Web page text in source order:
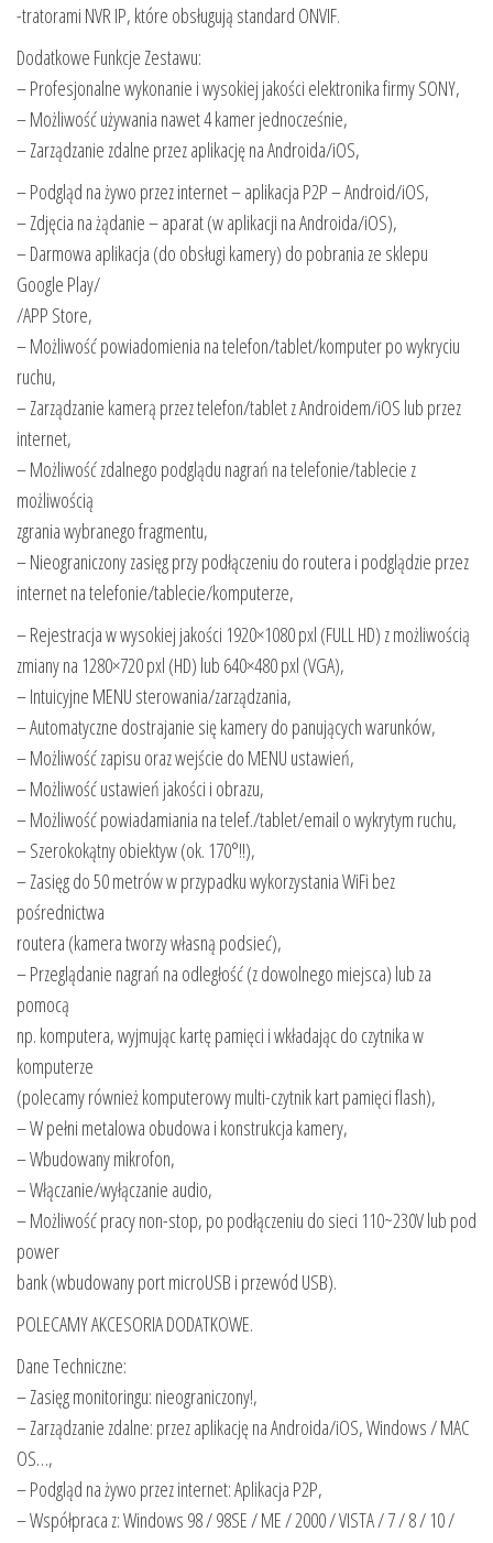
-tratorami NVR IP, które obsługują standard ONVIF.
Dodatkowe Funkcje Zestawu:
– Profesjonalne wykonanie i wysokiej jakości elektronika firmy SONY,
– Możliwość używania nawet 4 kamer jednocześnie,
– Zarządzanie zdalne przez aplikację na Androida/iOS,
– Podgląd na żywo przez internet – aplikacja P2P – Android/iOS,
– Zdjęcia na żądanie – aparat (w aplikacji na Androida/iOS),
– Darmowa aplikacja (do obsługi kamery) do pobrania ze sklepu
Google Play/
/APP Store,
– Możliwość powiadomienia na telefon/tablet/komputer po wykryciu
ruchu,
– Zarządzanie kamerą przez telefon/tablet z Androidem/iOS lub przez
internet,
– Możliwość zdalnego podglądu nagrań na telefonie/tablecie z
możliwością
zgrania wybranego fragmentu,
– Nieograniczony zasięg przy podłączeniu do routera i podglądzie przez
internet na telefonie/tablecie/komputerze,
– Rejestracja w wysokiej jakości 1920×1080 pxl (FULL HD) z możliwością
zmiany na 1280×720 pxl (HD) lub 640×480 pxl (VGA),
– Intuicyjne MENU sterowania/zarządzania,
– Automatyczne dostrajanie się kamery do panujących warunków,
– Możliwość zapisu oraz wejście do MENU ustawień,
– Możliwość ustawień jakości i obrazu,
– Możliwość powiadamiania na telef./tablet/email o wykrytym ruchu,
– Szerokokątny obiektyw (ok. 170°!!),
– Zasięg do 50 metrów w przypadku wykorzystania WiFi bez
pośrednictwa
routera (kamera tworzy własną podsieć),
– Przeglądanie nagrań na odległość (z dowolnego miejsca) lub za
pomocą
np. komputera, wyjmując kartę pamięci i wkładając do czytnika w
komputerze
(polecamy również komputerowy multi-czytnik kart pamięci flash),
– W pełni metalowa obudowa i konstrukcja kamery,
– Wbudowany mikrofon,
– Włączanie/wyłączanie audio,
– Możliwość pracy non-stop, po podłączeniu do sieci 110~230V lub pod
power
bank (wbudowany port microUSB i przewód USB).
POLECAMY AKCESORIA DODATKOWE.
Dane Techniczne:
– Zasięg monitoringu: nieograniczony!,
– Zarządzanie zdalne: przez aplikację na Androida/iOS, Windows / MAC
OS…,
– Podgląd na żywo przez internet: Aplikacja P2P,
– Współpraca z: Windows 98 / 98SE / ME / 2000 / VISTA / 7 / 8 / 10 /